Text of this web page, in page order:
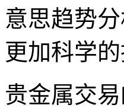
意思趋势
更加科学的
贵金属交